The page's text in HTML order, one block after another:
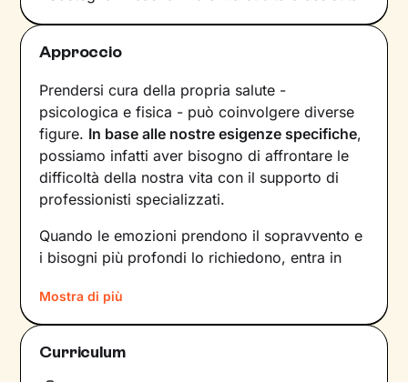
Approccio
Prendersi cura della propria salute -
psicologica e fisica - può coinvolgere diverse
figure. In base alle nostre esigenze specifiche,
possiamo infatti aver bisogno di affrontare le
difficoltà della nostra vita con il supporto di
professionisti specializzati.
Quando le emozioni prendono il sopravvento e
i bisogni più profondi lo richiedono, entra in
persona nella sua interezza
percorso di cambiamento così completo
prende in considerazione tutti i fattori che
Mostra di più
Curriculum